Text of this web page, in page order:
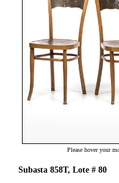
Please hover your
Subasta 858T, Lote # 80